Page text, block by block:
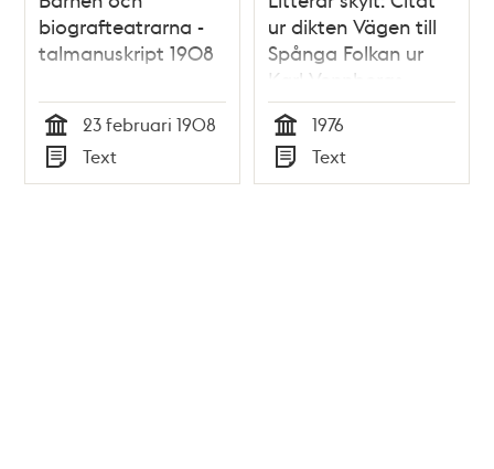
biografteatrarna -
talmanuskript 1908
Tid
23 februari 1908
Typ
Text
ur dikten Vägen till
Spånga Folkan ur
Karl Vennbergs
diktsamling med
samma namn
Tid
1976
Typ
Text